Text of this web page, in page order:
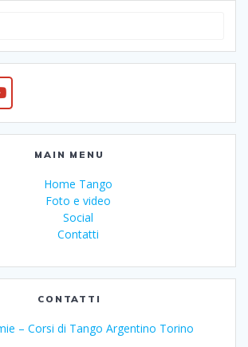
MAIN MENU
Home Tango
Foto e video
Social
Contatti
CONTATTI
– Corsi di Tango Argentino Torino